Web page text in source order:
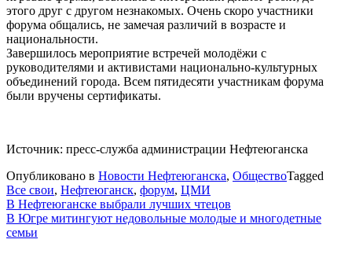
этого друг с другом незнакомых. Очень скоро участники
форума общались, не замечая различий в возрасте и
национальности.
Завершилось мероприятие встречей молодёжи с
руководителями и активистами национально-культурных
объединений города. Всем пятидесяти участникам форума
были вручены сертификаты.
Источник: пресс-служба администрации Нефтеюганска
Опубликовано в Новости Нефтеюганска, ОбществоTagged
Все свои, Нефтеюганск, форум, ЦМИ
Навигация
по
В Нефтеюганске выбрали лучших чтецов
В Югре митингуют недовольные молодые и многодетные
семьи